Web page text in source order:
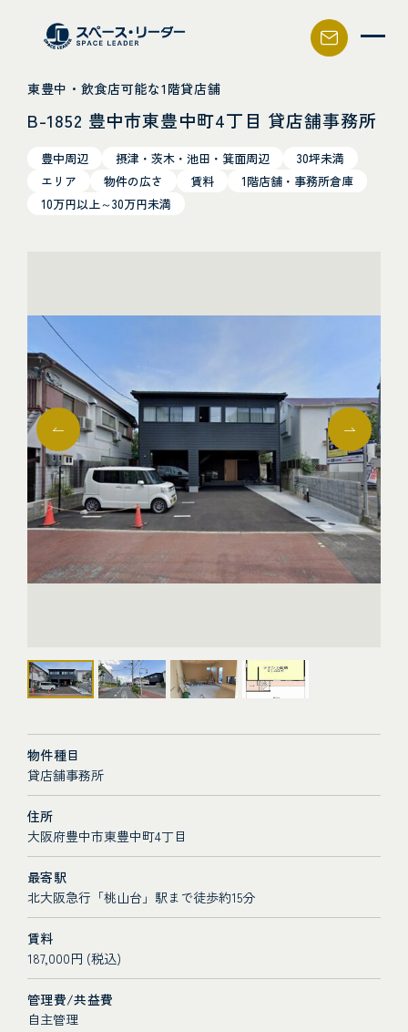
スペース・リーダー
東豊中・飲食店可能な1階貸店舗
B-1852 豊中市東豊中町4丁目 貸店舗事務所
豊中周辺 摂津・茨木・池田・箕面周辺
30坪未満
エリア
物件の広さ 賃料
1階店舗・事務所倉庫
10万円以上～30万円未満
物件種目
貸店舗事務所
住所
大阪府豊中市東豊中町4丁目
最寄駅
北大阪急行「桃山台」駅まで徒歩約15分
賃料
187,000円 (税込)
管理費/共益費
自主管理